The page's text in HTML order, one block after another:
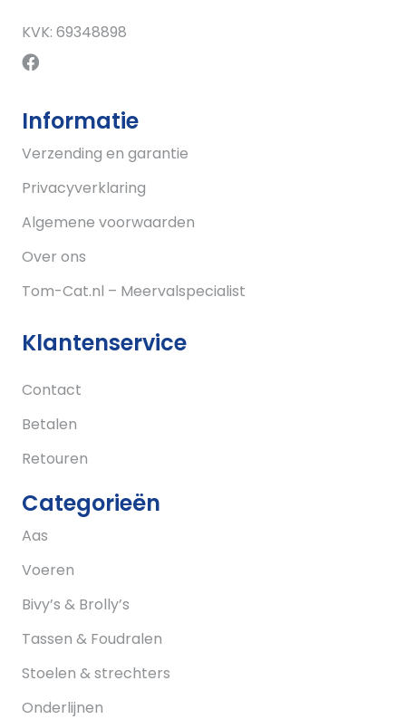
KVK: 69348898
Informatie
Verzending en garantie
Privacyverklaring
Algemene voorwaarden
Over ons
Tom-Cat.nl – Meervalspecialist
Klantenservice
Contact
Betalen
Retouren
Categorieën
Aas
Voeren
Bivy’s & Brolly’s
Tassen & Foudralen
Stoelen & strechters
Onderlijnen